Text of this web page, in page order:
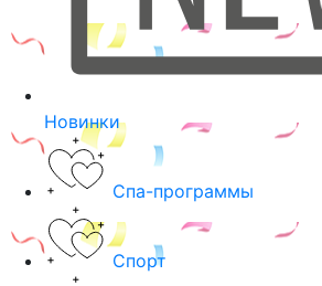
Новинки
Спа-программы
Спорт